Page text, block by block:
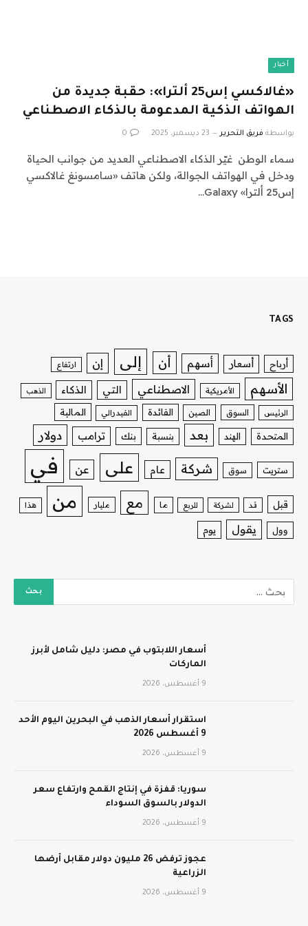
أخبار
«غالاكسي إس25 ألترا»: حقبة جديدة من
الهواتف الذكية المدعومة بالذكاء الاصطناعي
بواسطة فريق التحرير 23 ديسمبر، 2025 0
سماء الوطن غيّر الذكاء الاصطناعي العديد من جوانب الحياة
ودخل في الهواتف الجوالة، ولكن هاتف «سامسونغ غالاكسي
إس25 ألترا» Galaxy…
TAGS
أرباح أسعار أسهم أن إلى إن ارتفاع
الأسهم الأمريكية الاصطناعي التي الذكاء الذهب
الرئيس السوق الصين الفائدة الفيدرالي المالية
المتحدة الهند بعد بنسبة بنك ترامب دولار
ستريت سوق شركة عام على عن في
قبل قد لشركة للربع ما مع مليار من هذا
وول يقول يوم
أسعار اللابتوب في مصر: دليل شامل لأبرز
الماركات
9 أغسطس، 2026
استقرار أسعار الذهب في البحرين اليوم الأحد
9 أغسطس 2026
9 أغسطس، 2026
سوريا: قفزة في إنتاج القمح وارتفاع سعر
الدولار بالسوق السوداء
9 أغسطس، 2026
عجوز ترفض 26 مليون دولار مقابل أرضها
الزراعية
9 أغسطس، 2026